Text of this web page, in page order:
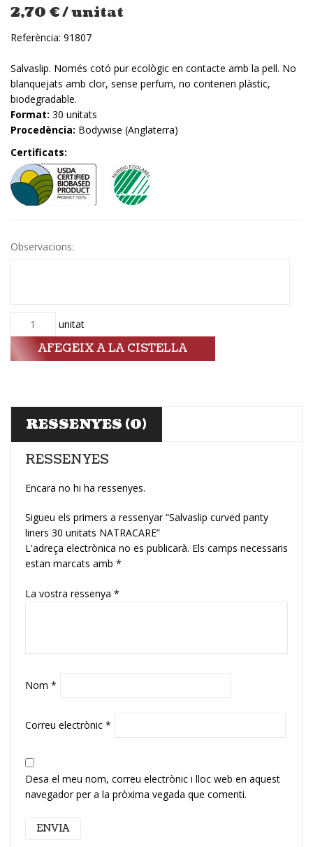
2,70 €/ unitat
Referència: 91807
Salvaslip. Només cotó pur ecològic en contacte amb la pell. No
blanquejats amb clor, sense perfum, no contenen plàstic,
biodegradable.
Format: 30 unitats
Procedència: Bodywise (Anglaterra)
Certificats:
Observacions:
Quantitat unitat
AFEGEIX A LA CISTELLA
RESSENYES (0)
RESSENYES
Encara no hi ha ressenyes.
Sigueu els primers a ressenyar “Salvaslip curved panty
liners 30 unitats NATRACARE”
L'adreça electrònica no es publicarà. Els camps necessaris
estan marcats amb *
La vostra ressenya *
Nom *
Correu electrònic *
Desa el meu nom, correu electrònic i lloc web en aquest
navegador per a la pròxima vegada que comenti.